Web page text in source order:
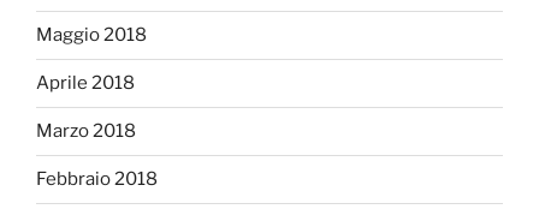
Maggio 2018
Aprile 2018
Marzo 2018
Febbraio 2018